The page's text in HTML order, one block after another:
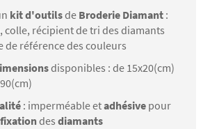
kit d'outilsde Broderie Diamant :
colle, récipient de tri des diamants
de référence des couleurs
disponibles : de 15x20(cm)
: imperméable etadhésive pour
fixationdes diamants